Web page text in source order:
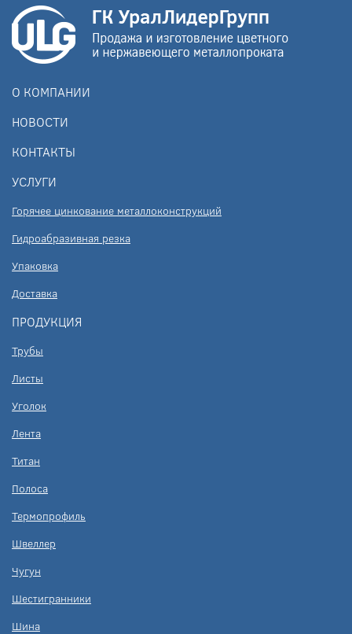
О КОМПАНИИ
НОВОСТИ
КОНТАКТЫ
УСЛУГИ
Горячее цинкование металлоконструкций
Гидроабразивная резка
Упаковка
Доставка
ПРОДУКЦИЯ
Трубы
Листы
Уголок
Лента
Титан
Полоса
Термопрофиль
Швеллер
Чугун
Шестигранники
Шина